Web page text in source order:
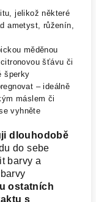
jelikož některé
ametyst, růženín,
měděnou
šťávu či
šperky
– ideálně
máslem či
vyhněte
dlouhodobě
do sebe
barvy a
ostatních
s